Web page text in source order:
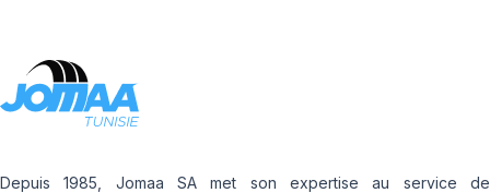
Depuis 1985, Jomaa SA met son expertise au service de